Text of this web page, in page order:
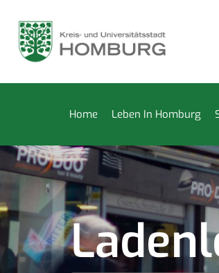
vom 27. Juli bis 14. August geschlossen
Home Leben In Homburg